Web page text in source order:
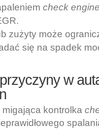
check
zużyty może
się na spadek
w
kontrolka